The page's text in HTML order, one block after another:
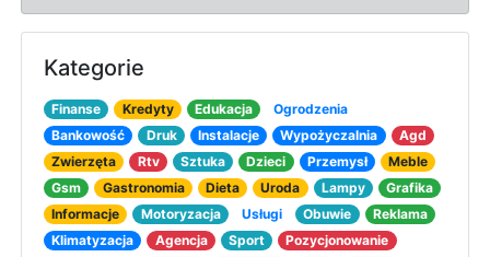
Kategorie
Finanse Kredyty Edukacja
Ogrodzenia
Bankowość
Druk Instalacje Wypożyczalnia
Agd
Zwierzęta
Rtv Sztuka Dzieci Przemysł
Meble
Gsm
Gastronomia Dieta Uroda Lampy
Grafika
Informacje
Motoryzacja Usługi Obuwie
Reklama
Klimatyzacja
Agencja Sport
Pozycjonowanie